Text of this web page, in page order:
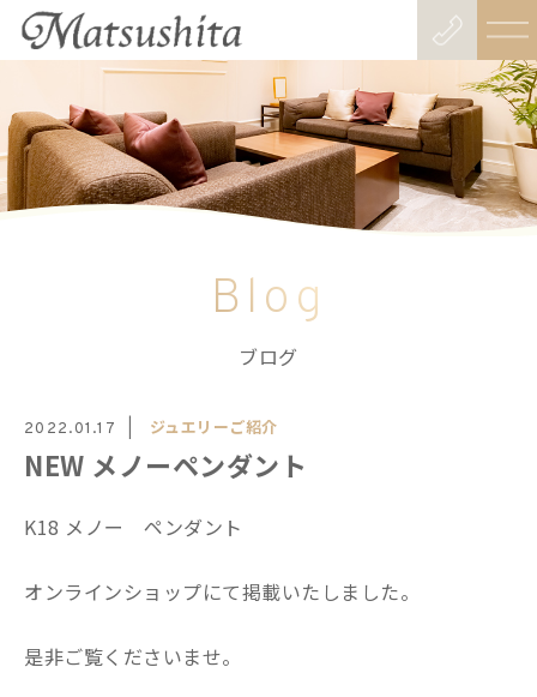
Blog
ブログ
2022.01.17 ジュエリーご紹介
NEW メノーペンダント
K18 メノー ペンダント
オンラインショップにて掲載いたしました。
是非ご覧くださいませ。